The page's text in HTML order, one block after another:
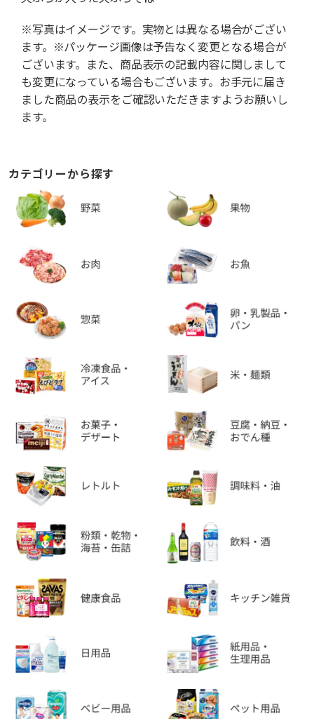
※写真はイメージです。実物とは異なる場合がござい
ます。※パッケージ画像は予告なく変更となる場合が
ございます。また、商品表示の記載内容に関しまして
も変更になっている場合もございます。お手元に届き
ました商品の表示をご確認いただきますようお願いし
ます。
カテゴリーから探す